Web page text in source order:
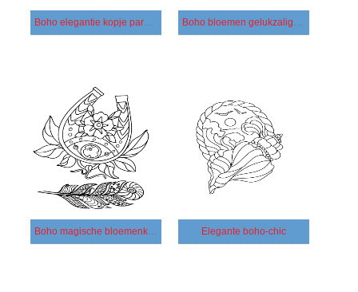
Boho elegantie kopje parel bloem Boho bloemen gelukzaligheid bloem
Boho magische bloemenkroon Elegante boho-chic